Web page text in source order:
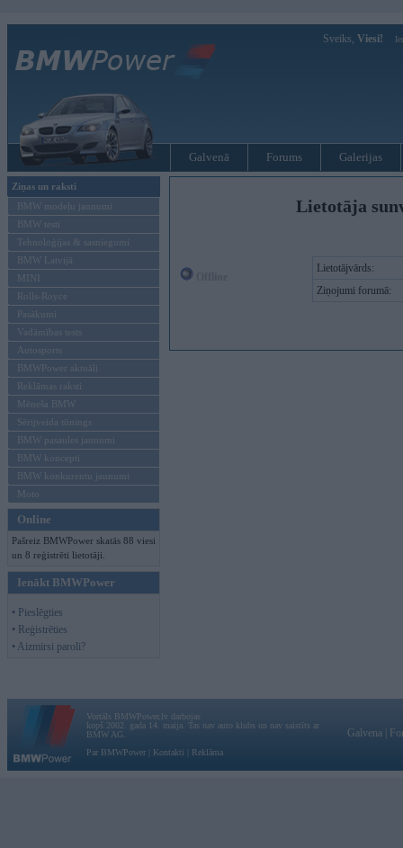
Sveiks, Viesi!
Galvenā Forums Galerijas
Ziņas un raksti
BMW modeļu jaunumi
BMW testi
Tehnoloģijas & sasniegumi
BMW Latvijā
MINI
Rolls-Royce
Pasākumi
Vadāmības tests
Autosports
BMWPower aktuāli
Reklāmas raksti
Mēneša BMW
Sērijveida tūnings
BMW pasaules jaunumi
BMW koncepti
BMW konkurentu jaunumi
Moto
Online
Pašreiz BMWPower skatās 88 viesi
un 8 reģistrēti lietotāji.
Ienākt BMWPower
• Pieslēgties
• Reģistrēties
• Aizmirsi paroli?
Lietotāja
Lietotājvārds:
Ziņojumi forumā:
Vortāls BMWPower.lv darbojas
kopš 2002. gada 14. maija. Tas nav auto klubs un nav saistīts ar
BMW AG.
Par BMWPower
Kontakti Reklāma
Galvena